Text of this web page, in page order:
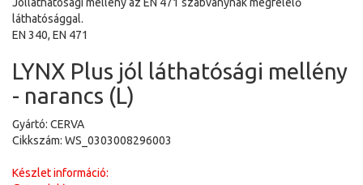
láthatósággal.
EN 340, EN 471
LYNX Plus jól láthatósági mellény
- narancs (L)
Gyártó: CERVA
Cikkszám: WS_0303008296003
Készlet információ: